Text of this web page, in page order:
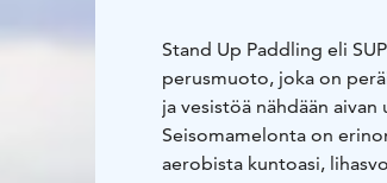
Stand Up Paddling eli
perusmuoto, joka on
ja vesistöä nähdään
Seisomamelonta on
aerobista kuntoasi,